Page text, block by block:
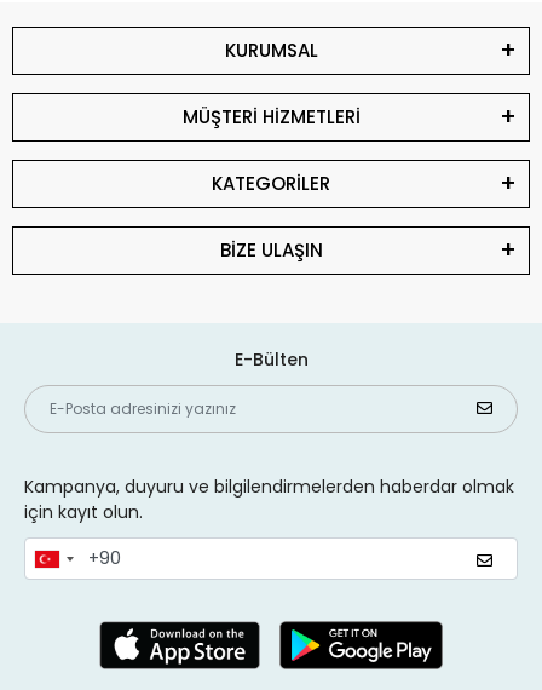
KURUMSAL
MÜŞTERİ HİZMETLERİ
KATEGORİLER
BİZE ULAŞIN
E-Bülten
Kampanya, duyuru ve bilgilendirmelerden haberdar olmak
için kayıt olun.